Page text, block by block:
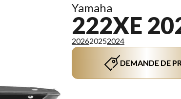
Yamaha
222XE
202620252024
DEMANDE DE